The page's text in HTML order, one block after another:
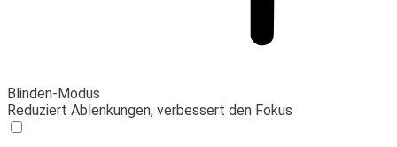
Blinden-Modus
Reduziert Ablenkungen, verbessert den Fokus